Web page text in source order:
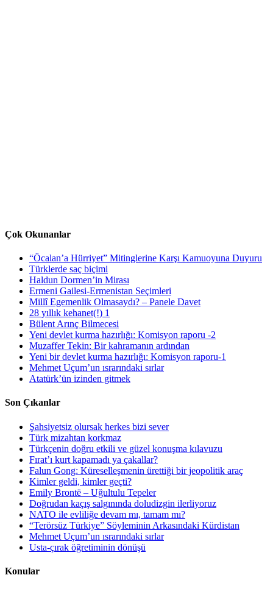
Çok Okunanlar
“Öcalan’a Hürriyet” Mitinglerine Karşı Kamuoyuna Duyuru
Türklerde saç biçimi
Haldun Dormen’in Mirası
Ermeni Gailesi-Ermenistan Seçimleri
Millî Egemenlik Olmasaydı? – Panele Davet
28 yıllık kehanet(!) 1
Bülent Arınç Bilmecesi
Yeni devlet kurma hazırlığı: Komisyon raporu -2
Muzaffer Tekin: Bir kahramanın ardından
Yeni bir devlet kurma hazırlığı: Komisyon raporu-1
Mehmet Uçum’un ısrarındaki sırlar
Atatürk’ün izinden gitmek
Son Çıkanlar
Şahsiyetsiz olursak herkes bizi sever
Türk mizahtan korkmaz
Türkçenin doğru etkili ve güzel konuşma kılavuzu
Fırat’ı kurt kapamadı ya çakallar?
Falun Gong: Küreselleşmenin ürettiği bir jeopolitik araç
Kimler geldi, kimler geçti?
Emily Brontë – Uğultulu Tepeler
Doğrudan kaçış salgınında doludizgin ilerliyoruz
NATO ile evliliğe devam mı, tamam mı?
“Terörsüz Türkiye” Söyleminin Arkasındaki Kürdistan
Mehmet Uçum’un ısrarındaki sırlar
Usta-çırak öğretiminin dönüşü
Konular